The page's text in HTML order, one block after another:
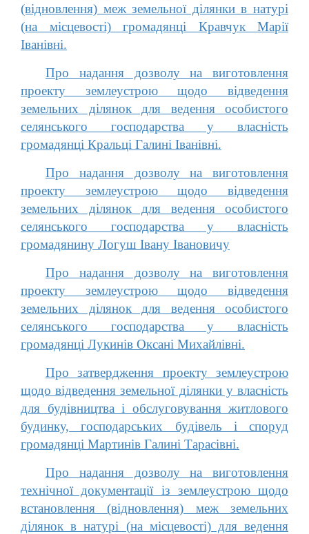
(відновлення) меж земельної ділянки в натурі
(на місцевості) громадянці Кравчук Марії
Іванівні.
Про надання дозволу на виготовлення
проекту землеустрою щодо відведення
земельних ділянок для ведення особистого
селянського господарства у власність
громадянці Кральці Галині Іванівні.
Про надання дозволу на виготовлення
проекту землеустрою щодо відведення
земельних ділянок для ведення особистого
селянського господарства у власність
громадянину Логуш Івану Івановичу
Про надання дозволу на виготовлення
проекту землеустрою щодо відведення
земельних ділянок для ведення особистого
селянського господарства у власність
громадянці Лукинів Оксані Михайлівні.
Про затвердження проекту землеустрою
щодо відведення земельної ділянки у власність
для будівництва і обслуговування житлового
будинку, господарських будівель і споруд
громадянці Мартинів Галині Тарасівні.
Про надання дозволу на виготовлення
технічної документації із землеустрою щодо
встановлення (відновлення) меж земельних
ділянок в натурі (на місцевості) для ведення